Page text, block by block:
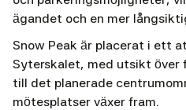
ägandet och en mer
Snow Peak är placerat i ett
Syterskalet, med utsikt över
till det planerade
mötesplatser växer fram.